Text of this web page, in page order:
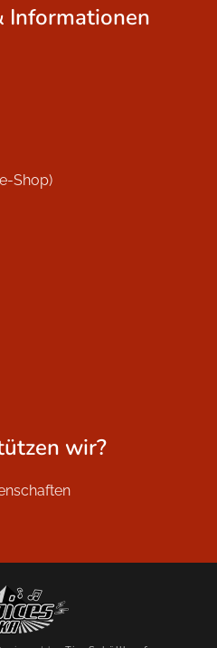
Informationen
Shop)
wir?